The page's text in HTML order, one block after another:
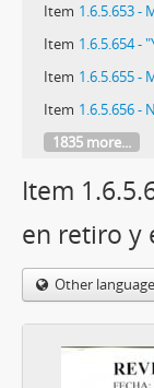
Item 1.6.5.653 -
Item 1.6.5.654 -
Item 1.6.5.655 -
Item 1.6.5.656 -
1835 more...
Item
en retiro y
Other